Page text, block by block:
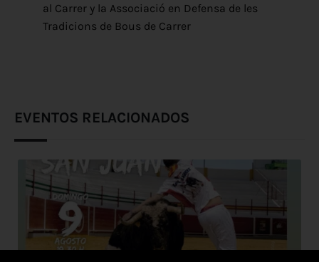
al Carrer y la Associació en Defensa de les
Tradicions de Bous de Carrer
EVENTOS RELACIONADOS